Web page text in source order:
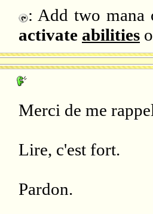
: Add two mana
activate abilities
Merci de me
Lire, c'est fort.
Pardon.